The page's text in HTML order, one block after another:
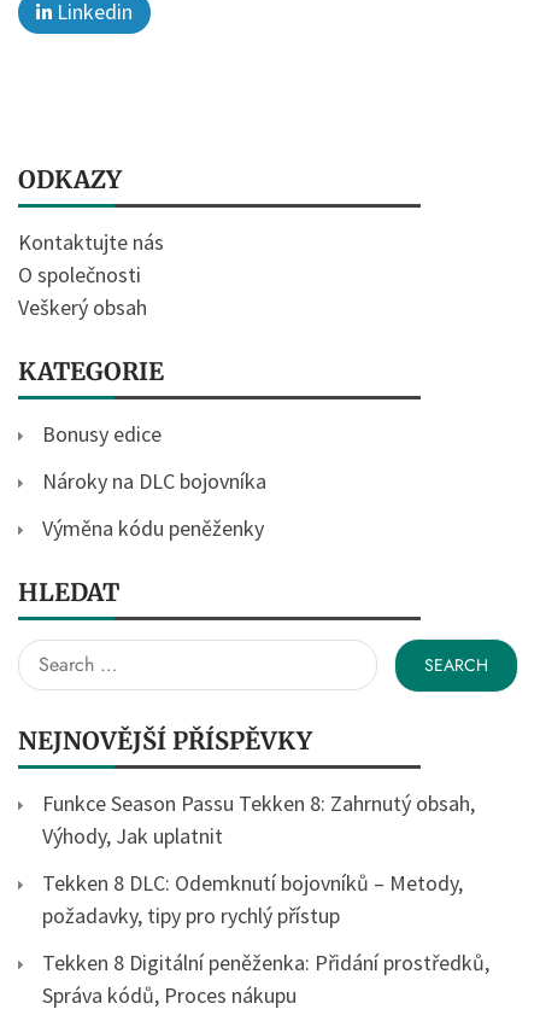
Linkedin
ODKAZY
Kontaktujte nás
O společnosti
Veškerý obsah
KATEGORIE
Bonusy edice
Nároky na DLC bojovníka
Výměna kódu peněženky
HLEDAT
Search
for:
NEJNOVĚJŠÍ PŘÍSPĚVKY
Funkce Season Passu Tekken 8: Zahrnutý obsah,
Výhody, Jak uplatnit
Tekken 8 DLC: Odemknutí bojovníků – Metody,
požadavky, tipy pro rychlý přístup
Tekken 8 Digitální peněženka: Přidání prostředků,
Správa kódů, Proces nákupu